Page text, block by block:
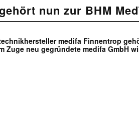
nun zur BHM
medifa Finnentrop
Zuge neu gegründete medifa GmbH